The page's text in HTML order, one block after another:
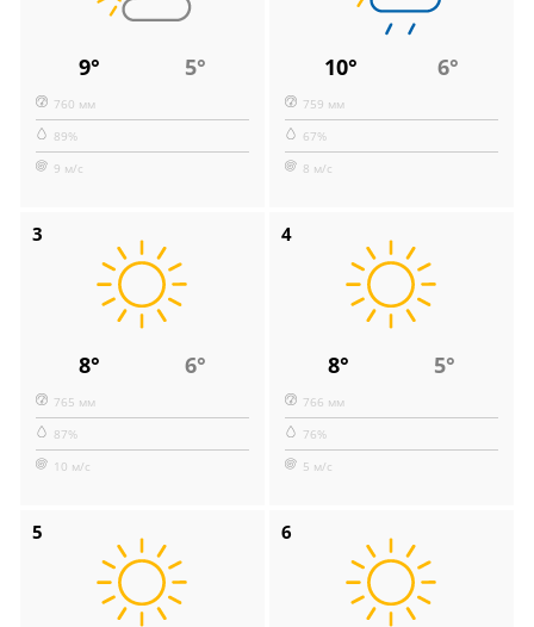
9° 5°
760 мм
89%
9 м/с
10° 6°
759 мм
67%
8 м/с
3
8° 6°
765 мм
87%
10 м/с
4
8° 5°
766 мм
76%
5 м/с
5 6